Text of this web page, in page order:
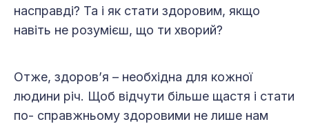
насправді? Та і як стати здоровим, якщо
навіть не розумієш, що ти хворий?
Отже, здоров’я – необхідна для кожної
людини річ. Щоб відчути більше щастя і стати
по- справжньому здоровими не лише нам